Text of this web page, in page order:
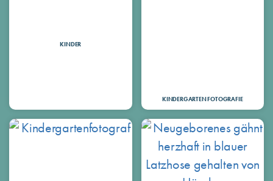
KINDER
KINDERGARTEN FOTOGRAFIE